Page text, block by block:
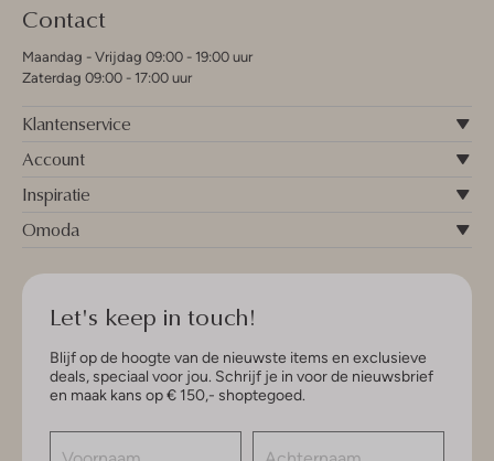
Contact
Maandag - Vrijdag 09:00 - 19:00 uur
Zaterdag 09:00 - 17:00 uur
Klantenservice
Account
Inspiratie
Omoda
Let's keep in touch!
Blijf op de hoogte van de nieuwste items en exclusieve
deals, speciaal voor jou. Schrijf je in voor de nieuwsbrief
en maak kans op € 150,- shoptegoed.